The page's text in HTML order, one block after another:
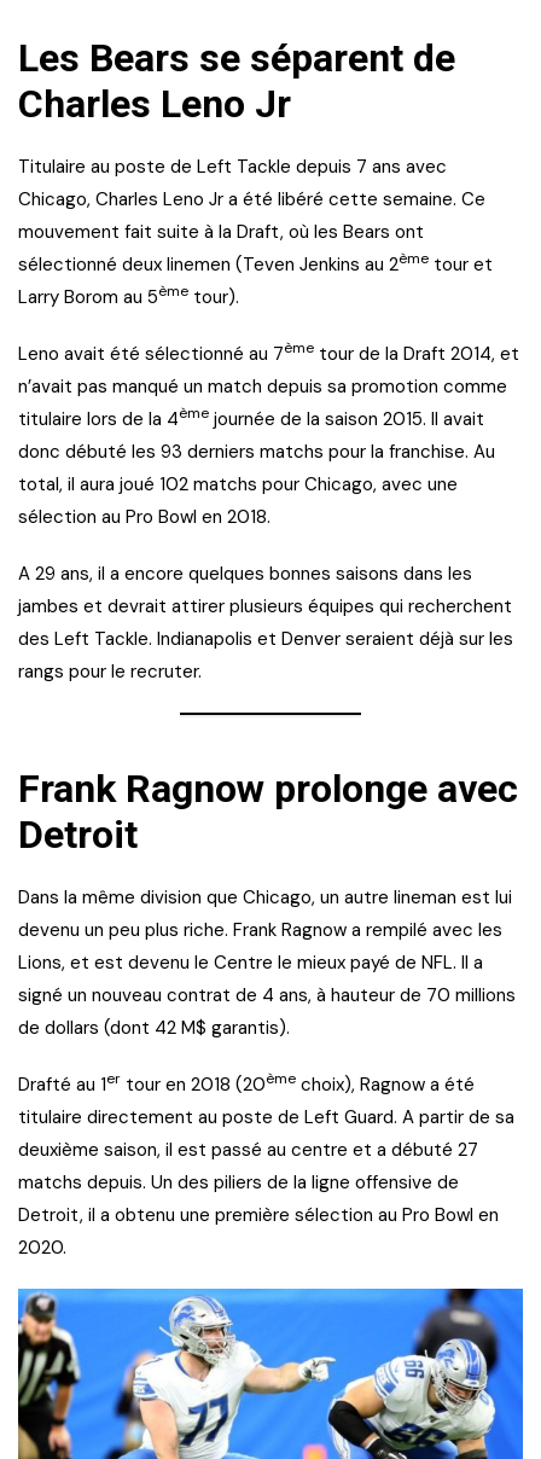
Les Bears se séparent de
Charles Leno Jr
Titulaire au poste de Left Tackle depuis 7 ans avec
Chicago, Charles Leno Jr a été libéré cette semaine. Ce
mouvement fait suite à la Draft, où les Bears ont
sélectionné deux linemen (Teven Jenkins au 2ème tour et
Larry Borom au 5ème tour).
Leno avait été sélectionné au 7ème tour de la Draft 2014, et
n’avait pas manqué un match depuis sa promotion comme
titulaire lors de la 4ème journée de la saison 2015. Il avait
donc débuté les 93 derniers matchs pour la franchise. Au
total, il aura joué 102 matchs pour Chicago, avec une
sélection au Pro Bowl en 2018.
A 29 ans, il a encore quelques bonnes saisons dans les
jambes et devrait attirer plusieurs équipes qui recherchent
des Left Tackle. Indianapolis et Denver seraient déjà sur les
rangs pour le recruter.
Frank Ragnow prolonge avec
Detroit
Dans la même division que Chicago, un autre lineman est lui
devenu un peu plus riche. Frank Ragnow a rempilé avec les
Lions, et est devenu le Centre le mieux payé de NFL. Il a
signé un nouveau contrat de 4 ans, à hauteur de 70 millions
de dollars (dont 42 M$ garantis).
Drafté au 1er tour en 2018 (20ème choix), Ragnow a été
titulaire directement au poste de Left Guard. A partir de sa
deuxième saison, il est passé au centre et a débuté 27
matchs depuis. Un des piliers de la ligne offensive de
Detroit, il a obtenu une première sélection au Pro Bowl en
2020.